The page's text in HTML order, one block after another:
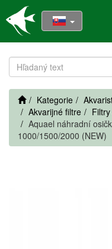
Kategorie
Akvarijné filtre
Aquael náhradní
1000/1500/2000 (NEW)